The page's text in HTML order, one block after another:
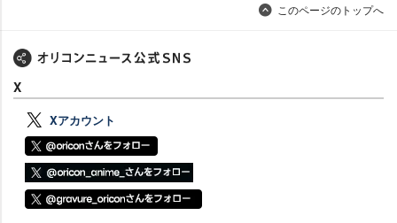
このページのトップへ
X
Xアカウント